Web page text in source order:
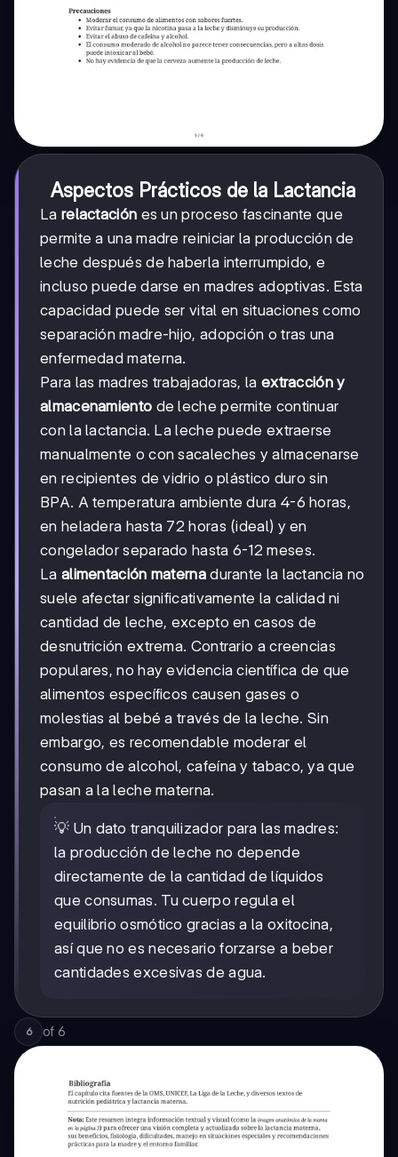
Aspectos Prácticos de la Lactancia
La relactación es un proceso fascinante que
permite a una madre reiniciar la producción de
leche después de haberla interrumpido, e
incluso puede darse en madres adoptivas. Esta
capacidad puede ser vital en situaciones como
separación madre-hijo, adopción o tras una
enfermedad materna.
Para las madres trabajadoras, la extracción y
almacenamiento de leche permite continuar
con la lactancia. La leche puede extraerse
manualmente o con sacaleches y almacenarse
en recipientes de vidrio o plástico duro sin
BPA. A temperatura ambiente dura 4-6 horas,
en heladera hasta 72 horas (ideal) y en
congelador separado hasta 6-12 meses.
La alimentación maternadurante la lactancia no
suele afectar significativamente la calidad ni
cantidad de leche, excepto en casos de
desnutrición extrema. Contrario a creencias
populares, no hay evidencia científica de que
alimentos específicos causen gases o
molestias al bebé a través de la leche. Sin
embargo, es recomendable moderar el
consumo de alcohol, cafeína y tabaco, ya que
pasan a la leche materna.
💡 Un dato tranquilizador para las madres:
la producción de leche no depende
directamente de la cantidad de líquidos
que consumas. Tu cuerpo regula el
equilibrio osmótico gracias a la oxitocina,
así que no es necesario forzarse a beber
cantidades excesivas de agua.
6 of 6